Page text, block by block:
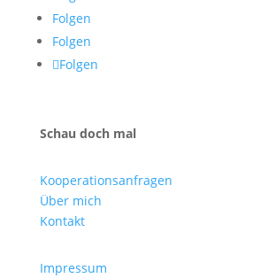
Folgen
Folgen
Folgen
Schau doch mal
Kooperationsanfragen
Über mich
Kontakt
Impressum